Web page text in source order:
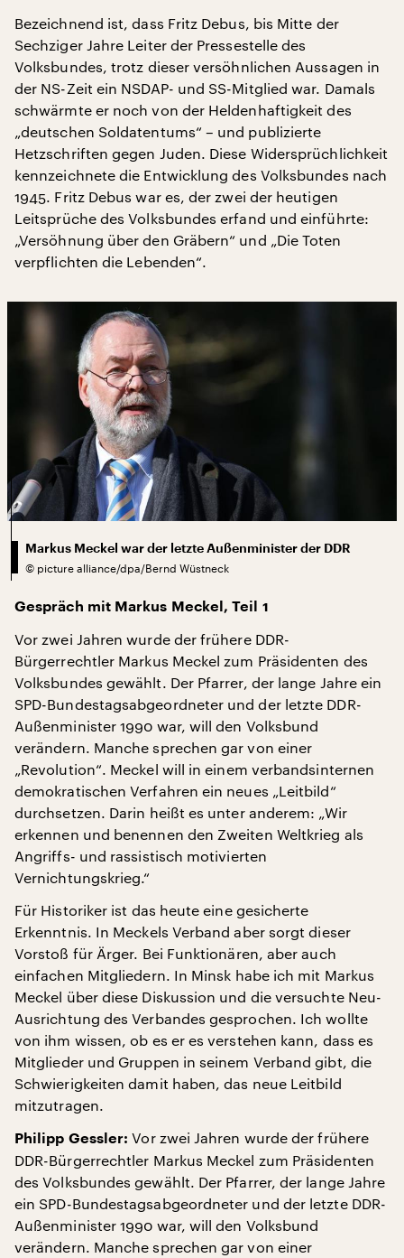
Bezeichnend ist, dass Fritz Debus, bis Mitte der
Sechziger Jahre Leiter der Pressestelle des
Volksbundes, trotz dieser versöhnlichen Aussagen in
der NS-Zeit ein NSDAP- und SS-Mitglied war. Damals
schwärmte er noch von der Heldenhaftigkeit des
„deutschen Soldatentums“ – und publizierte
Hetzschriften gegen Juden. Diese Widersprüchlichkeit
kennzeichnete die Entwicklung des Volksbundes nach
1945. Fritz Debus war es, der zwei der heutigen
Leitsprüche des Volksbundes erfand und einführte:
„Versöhnung über den Gräbern“ und „Die Toten
verpflichten die Lebenden“.
Markus Meckel war der letzte Außenminister der DDR
© picture alliance/dpa/Bernd Wüstneck
Gespräch mit Markus Meckel, Teil 1
Vor zwei Jahren wurde der frühere DDR-
Bürgerrechtler Markus Meckel zum Präsidenten des
Volksbundes gewählt. Der Pfarrer, der lange Jahre ein
SPD-Bundestagsabgeordneter und der letzte DDR-
Außenminister 1990 war, will den Volksbund
verändern. Manche sprechen gar von einer
„Revolution“. Meckel will in einem verbandsinternen
demokratischen Verfahren ein neues „Leitbild“
durchsetzen. Darin heißt es unter anderem: „Wir
erkennen und benennen den Zweiten Weltkrieg als
Angriffs- und rassistisch motivierten
Vernichtungskrieg.“
Für Historiker ist das heute eine gesicherte
Erkenntnis. In Meckels Verband aber sorgt dieser
Vorstoß für Ärger. Bei Funktionären, aber auch
einfachen Mitgliedern. In Minsk habe ich mit Markus
Meckel über diese Diskussion und die versuchte Neu-
Ausrichtung des Verbandes gesprochen. Ich wollte
von ihm wissen, ob es er es verstehen kann, dass es
Mitglieder und Gruppen in seinem Verband gibt, die
Schwierigkeiten damit haben, das neue Leitbild
mitzutragen.
Philipp Gessler: Vor zwei Jahren wurde der frühere
DDR-Bürgerrechtler Markus Meckel zum Präsidenten
des Volksbundes gewählt. Der Pfarrer, der lange Jahre
ein SPD-Bundestagsabgeordneter und der letzte DDR-
Außenminister 1990 war, will den Volksbund
verändern. Manche sprechen gar von einer